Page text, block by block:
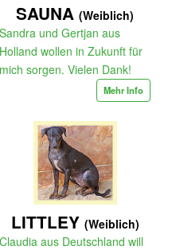
SAUNA (Weiblich)
Sandra und Gertjan aus
Holland wollen in Zukunft für
mich sorgen. Vielen Dank!
Mehr Info
LITTLEY (Weiblich)
Claudia aus Deutschland will